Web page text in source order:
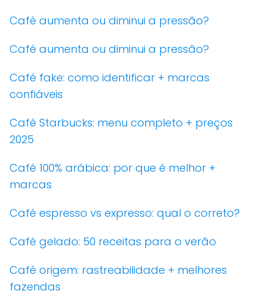
Café aumenta ou diminui a pressão?
Café aumenta ou diminui a pressão?
Café fake: como identificar + marcas
confiáveis
Café Starbucks: menu completo + preços
2025
Café 100% arábica: por que é melhor +
marcas
Café espresso vs expresso: qual o correto?
Café gelado: 50 receitas para o verão
Café origem: rastreabilidade + melhores
fazendas